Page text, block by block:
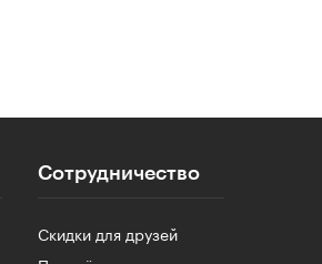
Сотрудничество
Скидки для друзей